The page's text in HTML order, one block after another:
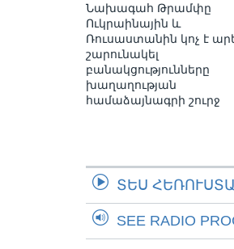
Նախագահ Թրամփը
Ուկրաինային և
Ռուսաստանին կոչ է
շարունակել
բանակցությունները
խաղաղության
համաձայնագրի շուրջ
ՏԵՍ
SEE RADIO